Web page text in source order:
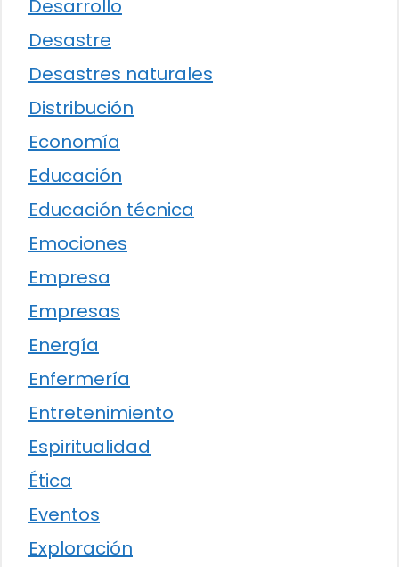
Desarrollo
Desastre
Desastres naturales
Distribución
Economía
Educación
Educación técnica
Emociones
Empresa
Empresas
Energía
Enfermería
Entretenimiento
Espiritualidad
Ética
Eventos
Exploración